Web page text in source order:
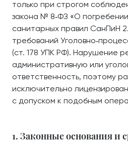
только при строгом
закона № 8‑ФЗ «О
санитарных правил СанПиН
требований
(ст. 178 УПК РФ). Нарушение
административную или
ответственность, поэтому
исключительно
с допуском к подобным
1. Законные основания и